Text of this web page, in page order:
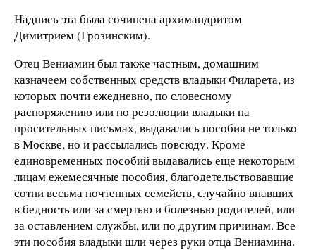
Надпись эта была сочинена архимандритом
Димитрием (Грозинским).
Отец Вениамин был также частным, домашним
казначеем собственных средств владыки Филарета, из
которых почти ежедневно, по словесному
распоряжению или по резолюции владыки на
просительных письмах, выдавались пособия не только
в Москве, но и рассылались повсюду. Кроме
единовременных пособий выдавались еще некоторым
лицам ежемесячные пособия, благодетельствовавшие
сотни весьма почтенных семейств, случайно впавших
в бедность или за смертью и болезнью родителей, или
за оставлением службы, или по другим причинам. Все
эти пособия владыки шли через руки отца Вениамина.